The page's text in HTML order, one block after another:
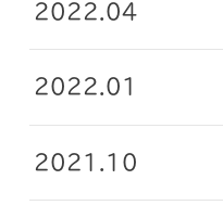
2022.04
2022.01
2021.10